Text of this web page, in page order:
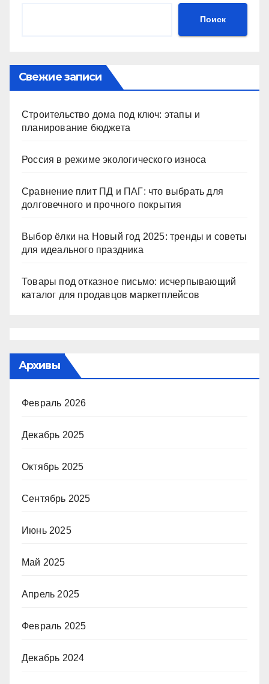
Поиск
Свежие записи
Строительство дома под ключ: этапы и
планирование бюджета
Россия в режиме экологического износа
Сравнение плит ПД и ПАГ: что выбрать для
долговечного и прочного покрытия
Выбор ёлки на Новый год 2025: тренды и советы
для идеального праздника
Товары под отказное письмо: исчерпывающий
каталог для продавцов маркетплейсов
Архивы
Февраль 2026
Декабрь 2025
Октябрь 2025
Сентябрь 2025
Июнь 2025
Май 2025
Апрель 2025
Февраль 2025
Декабрь 2024